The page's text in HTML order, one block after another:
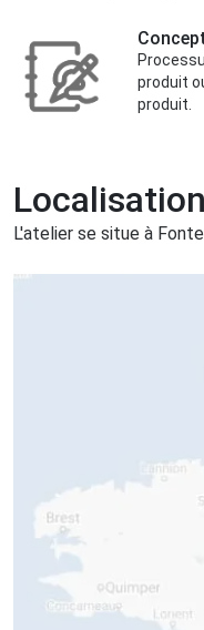
produit
produit.
Localisation
L'atelier se situe à